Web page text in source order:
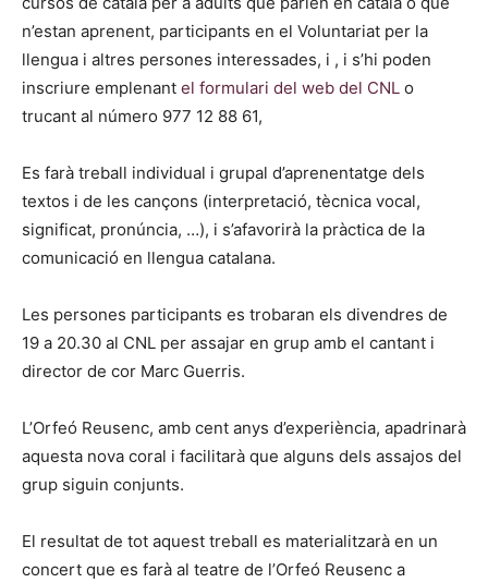
n’estan aprenent, participants en el Voluntariat per la
llengua i altres persones interessades, i , i s’hi poden
inscriure emplenant el formulari del web del CNL o
trucant al número 977 12 88 61,
Es farà treball individual i grupal d’aprenentatge dels
textos i de les cançons (interpretació, tècnica vocal,
significat, pronúncia, …), i s’afavorirà la pràctica de la
comunicació en llengua catalana.
Les persones participants es trobaran els divendres de
19 a 20.30 al CNL per assajar en grup amb el cantant i
director de cor Marc Guerris.
L’Orfeó Reusenc, amb cent anys d’experiència, apadrinarà
aquesta nova coral i facilitarà que alguns dels assajos del
grup siguin conjunts.
El resultat de tot aquest treball es materialitzarà en un
concert que es farà al teatre de l’Orfeó Reusenc a